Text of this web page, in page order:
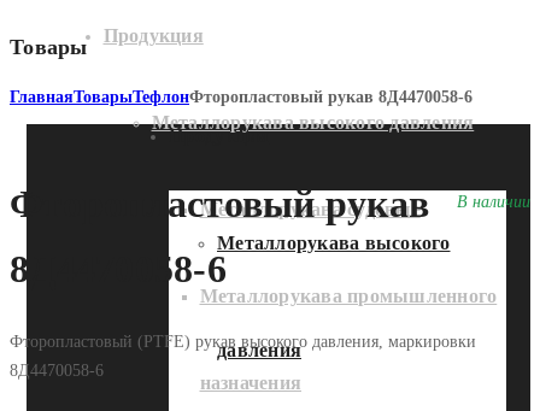
Продукция
Металлорукава высокого давления
Металлорукава судовые
Металлорукава промышленного
назначения
Продукция
Металлорукава высокого
давления
Товары
ГлавнаяТоварыТефлонФторопластовый рукав 8Д4470058-6
В наличии
Фторопластовый рукав
8Д4470058-6
Фторопластовый (PTFE) рукав высокого давления, маркировки
8Д4470058-6